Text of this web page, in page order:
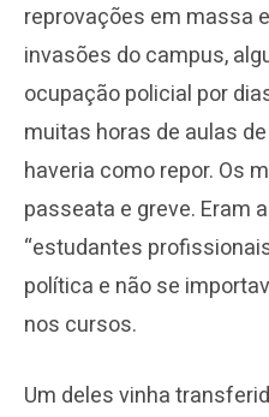
reprovações em massa
invasões do campus,
ocupação policial por
muitas horas de aulas
haveria como repor. Os
passeata e greve. Eram
“estudantes
política e não se
nos cursos.
Um deles vinha